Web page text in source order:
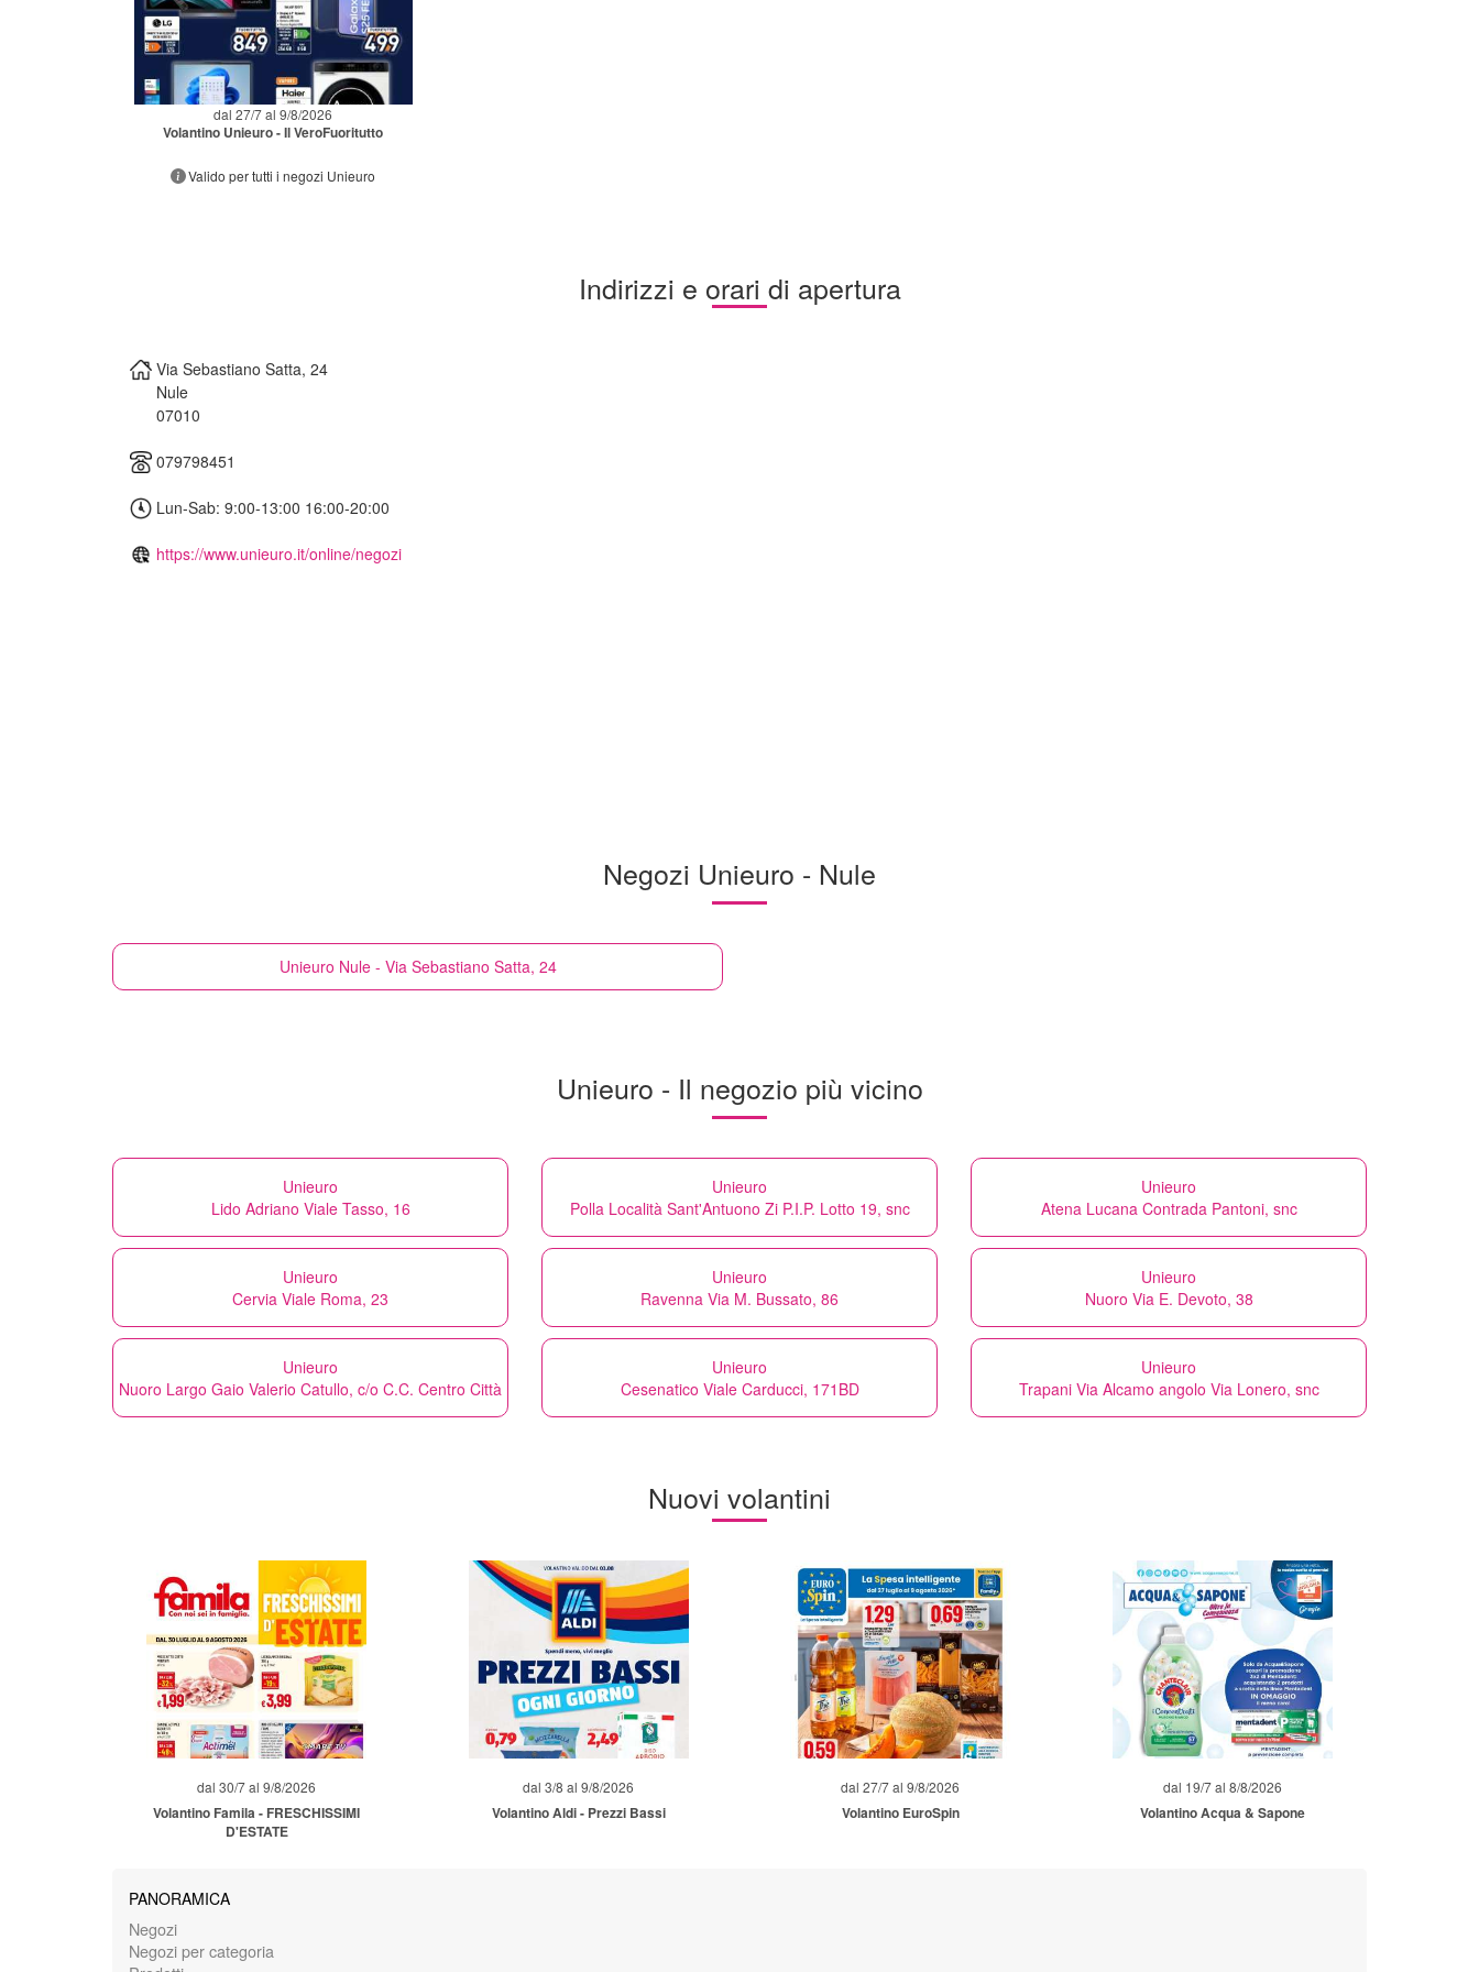
dal 27/7 al 9/8/2026
Volantino Unieuro - Il VeroFuoritutto
Valido per tutti i negozi Unieuro
Indirizzi e orari di apertura
Via Sebastiano Satta, 24
Nule
07010
079798451
Lun-Sab: 9:00-13:00 16:00-20:00
https://www.unieuro.it/online/negozi
Negozi Unieuro - Nule
Unieuro Nule - Via Sebastiano Satta, 24
Unieuro - Il negozio più vicino
Unieuro
Lido Adriano Viale Tasso, 16
Unieuro
Polla Località Sant'Antuono Zi P.I.P. Lotto 19, snc
Unieuro
Atena Lucana Contrada Pantoni, snc
Unieuro
Cervia Viale Roma, 23
Unieuro
Ravenna Via M. Bussato, 86
Unieuro
Nuoro Via E. Devoto, 38
Unieuro
Nuoro Largo Gaio Valerio Catullo, c/o C.C. Centro Città
Unieuro
Cesenatico Viale Carducci, 171BD
Unieuro
Trapani Via Alcamo angolo Via Lonero, snc
Nuovi volantini
dal 30/7 al 9/8/2026
Volantino Famila - FRESCHISSIMI
D'ESTATE
dal 3/8 al 9/8/2026
Volantino Aldi - Prezzi Bassi
dal 27/7 al 9/8/2026
Volantino EuroSpin
dal 19/7 al 8/8/2026
Volantino Acqua & Sapone
PANORAMICA
Negozi
Negozi per categoria